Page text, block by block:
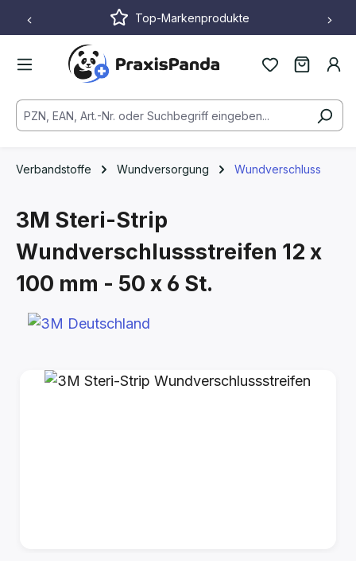
Zum Hauptinhalt springenTop-Markenprodukte
Verbandstoffe Wundversorgung Wundverschluss
3M Steri-Strip
Wundverschlussstreifen 12 x
100 mm - 50 x 6 St.
Bildergalerie überspringen